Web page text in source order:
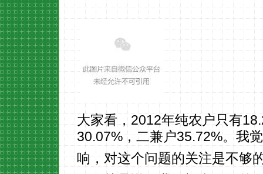
大家看，2012年纯农户只有
30.07%，二兼户35.72%。我
响，对这个问题的关注是不够